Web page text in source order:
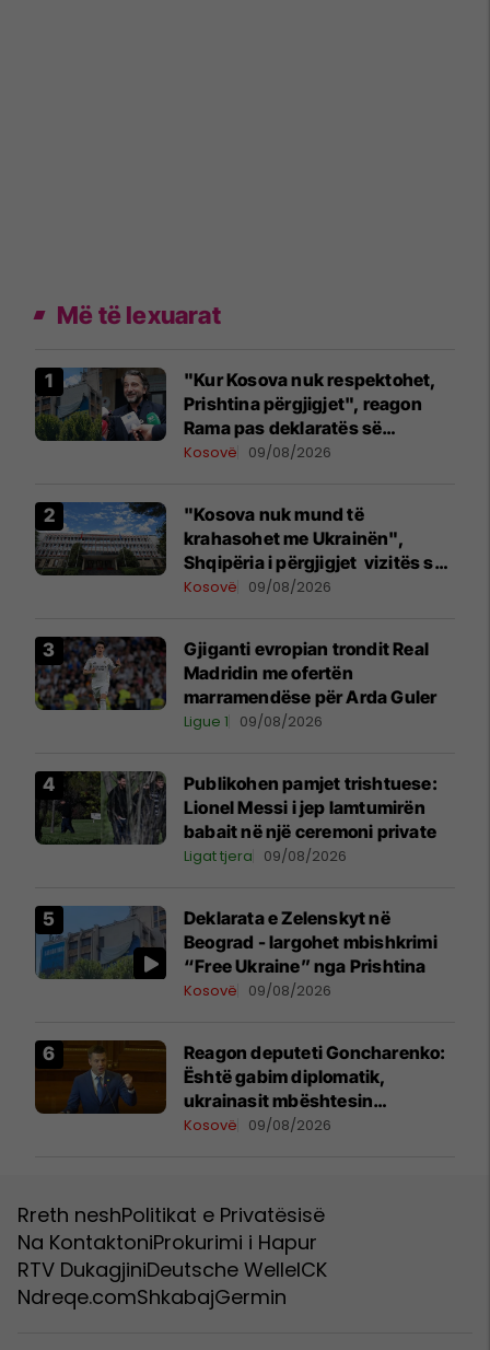
Më të lexuarat
"Kur Kosova nuk respektohet,
Prishtina përgjigjet", reagon
Rama pas deklaratës së
Zelenskyt në Beograd
Kosovë 09/08/2026
"Kosova nuk mund të
krahasohet me Ukrainën",
Shqipëria i përgjigjet vizitës së
Zelenskyt në Serbi
Kosovë 09/08/2026
Gjiganti evropian trondit Real
Madridin me ofertën
marramendëse për Arda Guler
Ligue 1 09/08/2026
Publikohen pamjet trishtuese:
Lionel Messi i jep lamtumirën
babait në një ceremoni private
Ligat tjera 09/08/2026
Deklarata e Zelenskyt në
Beograd - largohet mbishkrimi
“Free Ukraine” nga Prishtina
Kosovë 09/08/2026
Reagon deputeti Goncharenko:
Është gabim diplomatik,
ukrainasit mbështesin
pavarësinë e Kosovës
Kosovë 09/08/2026
Rreth neshPolitikat e Privatësisë
Na KontaktoniProkurimi i Hapur
RTV DukagjiniDeutsche WelleICK
Ndreqe.comShkabajGermin